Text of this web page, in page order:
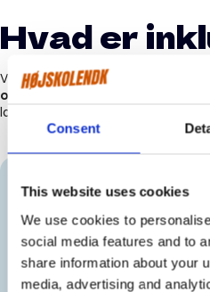
Consent
This website uses cookies
We use cookies to
social media features and to
share information about your
media, advertising and
Hvad er
Vi gør os umage for at give dig
oplevelser og flybilletter tur/
lade alt planlægningen til os.
Altid inkluderet
Dansk rejseleder på hele
Danske undervisere
24/7 Nødtelefon